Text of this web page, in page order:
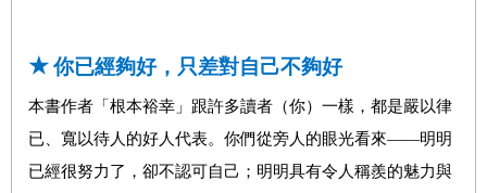
★你已經夠好，只差對自己不夠好
本書作者「根本裕幸」跟許多讀者（你）一樣，都是嚴以律
已、寬以待人的好人代表。你們從旁人的眼光看來——明明
已經很努力了，卻不認可自己；明明具有令人稱羨的魅力與